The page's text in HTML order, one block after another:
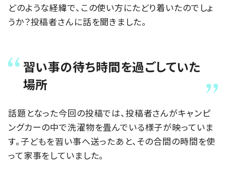
どのような経緯で、この使い方にたどり着いたのでしょ
うか？投稿者さんに話を聞きました。
習い事の待ち時間を過ごしていた
場所
話題となった今回の投稿では、投稿者さんがキャンピ
ングカーの中で洗濯物を畳んでいる様子が映っていま
す。子どもを習い事へ送ったあと、その合間の時間を使
って家事をしていました。